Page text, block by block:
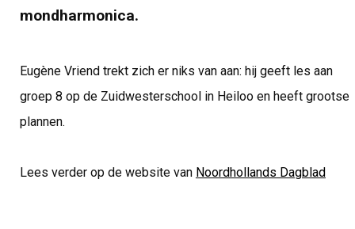
mondharmonica.
Eugène Vriend trekt zich er niks van aan: hij geeft les aan
groep 8 op de Zuidwesterschool in Heiloo en heeft grootse
plannen.
Lees verder op de website van Noordhollands Dagblad